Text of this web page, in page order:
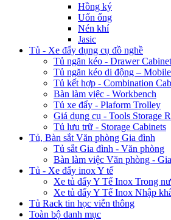
Hồng ký
Uốn ống
Nén khí
Jasic
Tủ - Xe đẩy dụng cụ đồ nghề
Tủ ngăn kéo - Drawer
Tủ ngăn kéo di động –
Tủ kết hợp - Combination
Bàn làm việc - Workbench
Tủ xe đẩy - Plaform Trolley
Giá dụng cụ - Tools Storage
Tủ lưu trữ - Storage Cabinets
Tủ, Bàn sắt Văn phòng Gia đình
Tủ sắt Gia đình - Văn phòng
Bàn làm việc Văn phòng -
Tủ - Xe đẩy inox Y tế
Xe tủ đẩy Y Tế Inox Trong
Xe tủ đẩy Y Tế Inox Nhập
Tủ Rack tin học viễn thông
Toàn bộ danh mục